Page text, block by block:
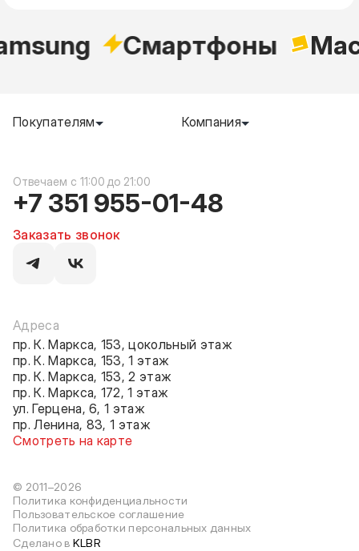
Cмартфоны
Покупателям Компания
© 2011–2026
Политика конфиденциальности
Пользовательское соглашение
Политика обработки персональных данных
Сделано в KLBR
c 11:00 до 21:00
+7 351 955-01-48
Заказать звонок
Адреса
пр. К. Маркса, 153, цокольный этаж
пр. К. Маркса, 153, 1 этаж
пр. К. Маркса, 153, 2 этаж
пр. К. Маркса, 172, 1 этаж
ул. Герцена, 6, 1 этаж
пр. Ленина, 83, 1 этаж
Смотреть на карте